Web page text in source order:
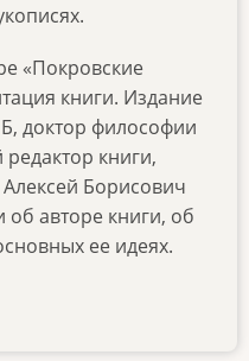
«Покровские
книги. Издание
доктор философии
книги,
Борисович
об авторе книги, об
ее идеях.